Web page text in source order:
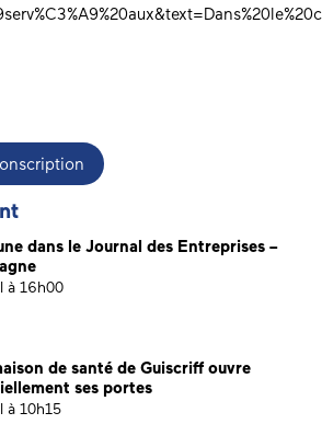
dans le Journal des Entreprises –
à 16h00
de santé de Guiscriff ouvre
ses portes
à 10h15